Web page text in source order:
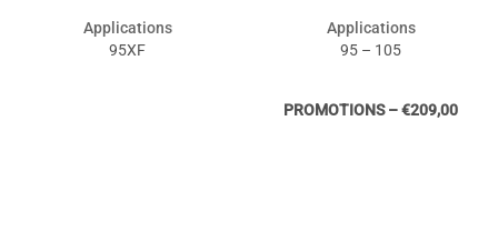
Applications
95XF
Applications
95 – 105
PROMOTIONS – €209,00